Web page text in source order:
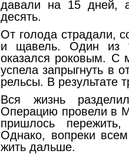
давали на 15 дней,
десять.
От голода страдали,
и щавель. Один из
оказался роковым. С
успела запрыгнуть в
рельсы. В результате
Вся жизнь
Операцию провели в
пришлось
Однако, вопреки
жить дальше.